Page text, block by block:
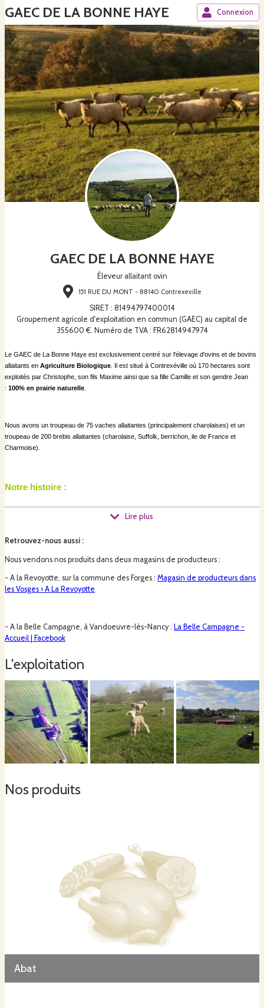
GAEC DE LA BONNE HAYE Connexion
GAEC DE LA BONNE HAYE
Éleveur allaitant ovin
151 RUE DU MONT - 88140 Contrexeville
SIRET : 81494797400014
Groupement agricole d'exploitation en commun (GAEC) au capital de
355600 €. Numéro de TVA : FR62814947974
Le GAEC de La Bonne Haye est exclusivement centré sur l'élevage d'ovins et de bovins
allaitants en Agriculture Biologique . Il est situé à Contrexéville où 170 hectares sont
exploités par Christophe, son fils Maxime ainsi que sa fille Camille et son gendre Jean
: 100% en prairie naturelle
Nous avons un troupeau de 75 vaches allaitantes (principalement charolaises) et un
troupeau de 200 brebis allaitantes (charolaise, Suffolk, berrichon, ile de France et
Charmoise).
Notre histoire :
1989 : Création de la ferme.
2013 : nous sommes entrés dans une démarche d’agroforesterie en plantant des
2015 : l'exploitation s'engage en
démarche de bonnes pratiques d’élevage.
2016 : l’exploitation est également reconnue « exploitation de Haute Valeur
Environnementale ». Cette certification permet d'attester que les éléments de
biodiversité sont très largement présents sur l'exploitation et que la pression des
pratiques agricoles sur l'environnement (air, climat, eau, sol, biodiversité,
l’herbe au meilleur stade tout en optimisant le potentiel de repousse de la
100% de nos produits proposés sur cagette.net sont faits à partir de la viande de notre
Lire plus
Retrouvez-nous aussi :
Nous vendons nos produits dans deux magasins de producteurs :
- A la Revoyotte, sur la commune des Forges : Magasin de producteurs dans
les Vosges › A La Revoyotte
- A la Belle Campagne, à Vandoeuvre-lès-Nancy : La Belle Campagne -
Accueil | Facebook
L'exploitation
Nos produits
Abat